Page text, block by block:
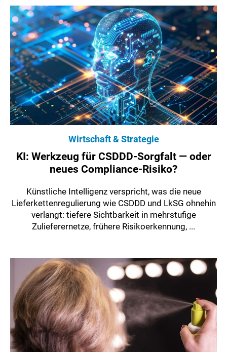
Wirtschaft & Strategie
KI: Werkzeug für CSDDD-Sorgfalt — oder
neues Compliance-Risiko?
Künstliche Intelligenz verspricht, was die neue
Lieferkettenregulierung wie CSDDD und LkSG ohnehin
verlangt: tiefere Sichtbarkeit in mehrstufige
Zulieferernetze, frühere Risikoerkennung, ...